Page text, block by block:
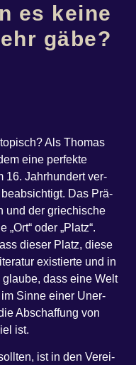
es keine
gäbe?
Als Tho­mas
eine per­fek­te
16. Jahr­hun­dert ver­
beab­sich­tigt. Das Prä­
und der grie­chi­sche
​„Ort“ oder ​„Platz“.
die­ser Platz, die­se
exis­tier­te und in
dass eine Welt
Sin­ne einer Uner­
Abschaf­fung von
ist.
ist in den Ver­ei­